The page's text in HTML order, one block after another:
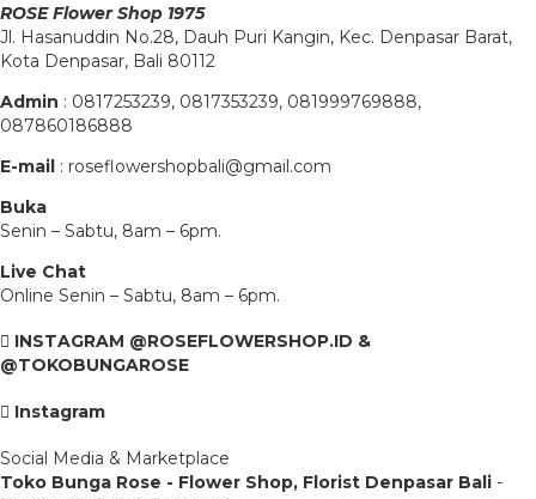
ROSE Flower Shop 1975
Jl. Hasanuddin No.28, Dauh Puri Kangin, Kec. Denpasar Barat,
Kota Denpasar, Bali 80112
Admin : 0817253239, 0817353239, 081999769888,
087860186888
E-mail : roseflowershopbali@gmail.com
Buka
Senin – Sabtu, 8am – 6pm.
Live Chat
Online Senin – Sabtu, 8am – 6pm.
INSTAGRAM @ROSEFLOWERSHOP.ID &
@TOKOBUNGAROSE
Instagram
Social Media & Marketplace
Toko Bunga Rose - Flower Shop, Florist Denpasar Bali -